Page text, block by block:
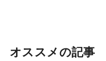
オススメの記事